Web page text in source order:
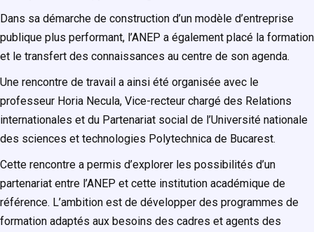
Dans sa démarche de construction d’un modèle d’entreprise
publique plus performant, l’ANEP a également placé la formation
et le transfert des connaissances au centre de son agenda.
Une rencontre de travail a ainsi été organisée avec le
professeur Horia Necula, Vice-recteur chargé des Relations
internationales et du Partenariat social de l’Université nationale
des sciences et technologies Polytechnica de Bucarest.
Cette rencontre a permis d’explorer les possibilités d’un
partenariat entre l’ANEP et cette institution académique de
référence. L’ambition est de développer des programmes de
formation adaptés aux besoins des cadres et agents des